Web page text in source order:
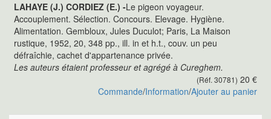
LAHAYE (J.) CORDIEZ (E.) -Le pigeon voyageur.
Accouplement. Sélection. Concours. Elevage. Hygiène.
Alimentation. Gembloux, Jules Duculot; Paris, La Maison
rustique, 1952, 20, 348 pp., ill. in et h.t., couv. un peu
défraîchie, cachet d'appartenance privée.
Les auteurs étaient professeur et agrégé à Cureghem.
(Réf. 30781) 20 €
Commande/Information/Ajouter au panier